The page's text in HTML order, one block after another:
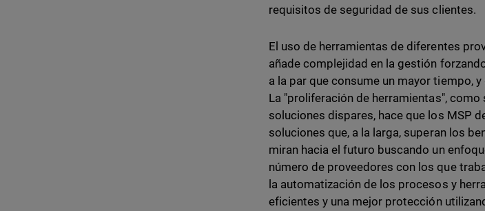
requisitos de seguridad de sus clientes.
El uso de herramientas de diferentes
añade complejidad en la gestión
a la par que consume un mayor tiempo,
La "proliferación de herramientas",
soluciones dispares, hace que los MSP
soluciones que, a la larga, superan los
miran hacia el futuro buscando un
número de proveedores con los que
la automatización de los procesos y
eficientes y una mejor protección